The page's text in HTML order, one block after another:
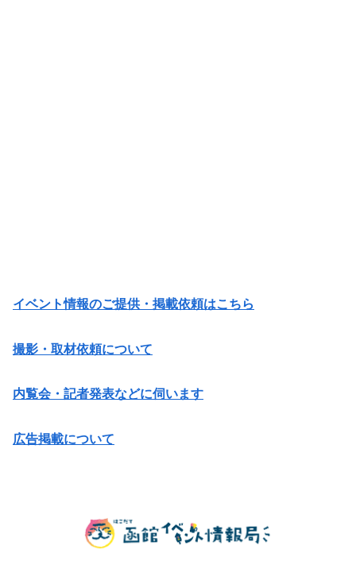
イベント情報のご提供・掲載依頼はこちら
撮影・取材依頼について
内覧会・記者発表などに伺います
広告掲載について